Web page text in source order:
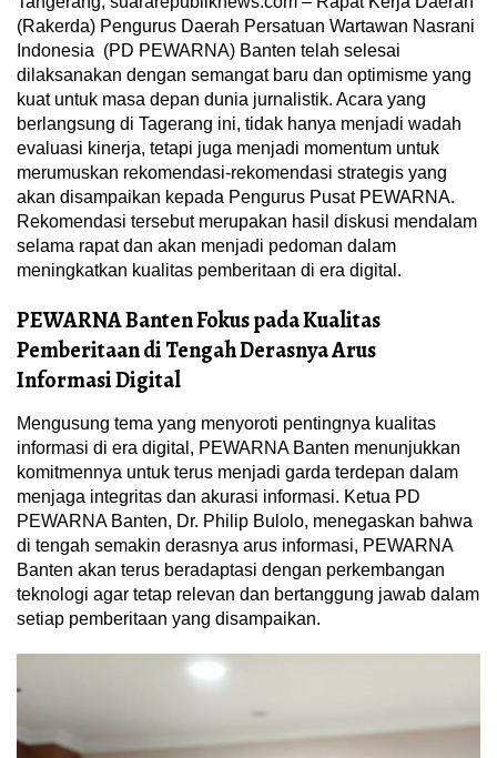
(Rakerda) Pengurus Daerah Persatuan Wartawan Nasrani
Indonesia (PD PEWARNA) Banten telah selesai
dilaksanakan dengan semangat baru dan optimisme yang
kuat untuk masa depan dunia jurnalistik. Acara yang
berlangsung di Tagerang ini, tidak hanya menjadi wadah
evaluasi kinerja, tetapi juga menjadi momentum untuk
merumuskan rekomendasi-rekomendasi strategis yang
akan disampaikan kepada Pengurus Pusat PEWARNA.
Rekomendasi tersebut merupakan hasil diskusi mendalam
selama rapat dan akan menjadi pedoman dalam
meningkatkan kualitas pemberitaan di era digital.
PEWARNA Banten Fokus pada Kualitas
Pemberitaan di Tengah Derasnya Arus
Informasi Digital
Mengusung tema yang menyoroti pentingnya kualitas
informasi di era digital, PEWARNA Banten menunjukkan
komitmennya untuk terus menjadi garda terdepan dalam
menjaga integritas dan akurasi informasi. Ketua PD
PEWARNA Banten, Dr. Philip Bulolo, menegaskan bahwa
di tengah semakin derasnya arus informasi, PEWARNA
Banten akan terus beradaptasi dengan perkembangan
teknologi agar tetap relevan dan bertanggung jawab dalam
setiap pemberitaan yang disampaikan.